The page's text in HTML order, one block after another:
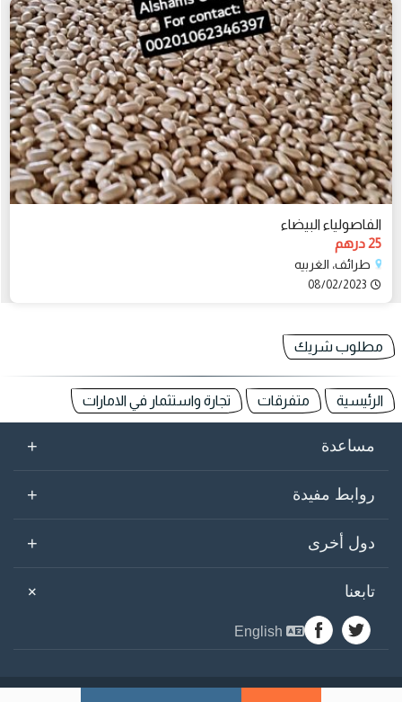
الفاصولياء البيضاء
25 درهم
طرائف، الغربيه
08/02/2023
مطلوب شريك
الرئيسية متفرقات تجارة واستثمار في الامارات
مساعدة +
روابط مفيدة +
دول أخرى +
تابعنا +